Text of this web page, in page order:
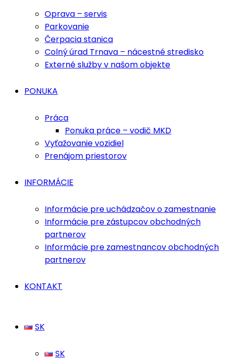
Oprava – servis
Parkovanie
Čerpacia stanica
Colný úrad Trnava – nácestné stredisko
Externé služby v našom objekte
PONUKA
Práca
Ponuka práce – vodič MKD
Vyťažovanie vozidiel
Prenájom priestorov
INFORMÁCIE
Informácie pre uchádzačov o zamestnanie
Informácie pre zástupcov obchodných
partnerov
Informácie pre zamestnancov obchodných
partnerov
KONTAKT
SK
SK